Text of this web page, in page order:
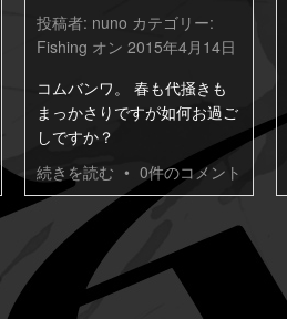
投稿者: nuno カテゴリー:
Fishing オン 2015年4月14日
コムバンワ。 春も代掻きも
まっかさりですが如何お過ご
しですか？
続きを読む • 0件のコメント